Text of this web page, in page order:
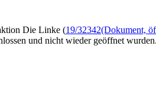
Die Linke (19/32342(Dokument,
und nicht wieder geöffnet